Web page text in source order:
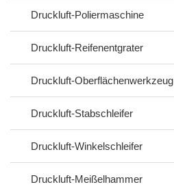
Druckluft-Poliermaschine
Druckluft-Reifenentgrater
Druckluft-Oberflächenwerkzeug
Druckluft-Stabschleifer
Druckluft-Winkelschleifer
Druckluft-Meißelhammer